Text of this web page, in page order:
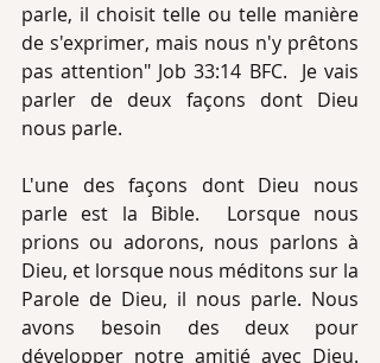
parle, il choisit telle ou telle manière
de s'exprimer, mais nous n'y prêtons
pas attention" Job 33:14 BFC.  Je vais
parler de deux façons dont Dieu
nous parle.
L'une des façons dont Dieu nous
parle est la Bible.  Lorsque nous
prions ou adorons, nous parlons à
Dieu, et lorsque nous méditons sur la
Parole de Dieu, il nous parle. Nous
avons besoin des deux pour
développer notre amitié avec Dieu.